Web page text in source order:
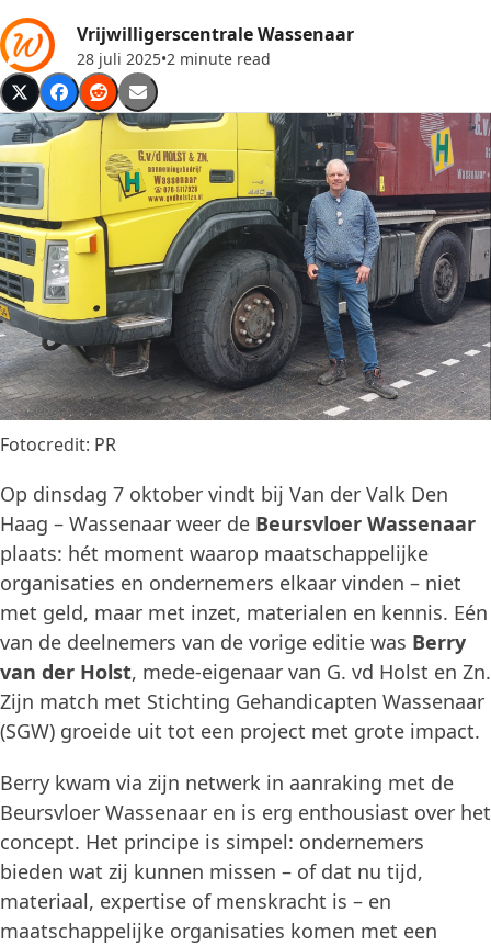
Vrijwilligerscentrale Wassenaar
28 juli 2025•2 minute read
Fotocredit: PR
Op dinsdag 7 oktober vindt bij Van der Valk Den
Haag – Wassenaar weer de Beursvloer Wassenaar
plaats: hét moment waarop maatschappelijke
organisaties en ondernemers elkaar vinden – niet
met geld, maar met inzet, materialen en kennis. Eén
van de deelnemers van de vorige editie was Berry
van der Holst, mede-eigenaar van G. vd Holst en Zn.
Zijn match met Stichting Gehandicapten Wassenaar
(SGW) groeide uit tot een project met grote impact.
Berry kwam via zijn netwerk in aanraking met de
Beursvloer Wassenaar en is erg enthousiast over het
concept. Het principe is simpel: ondernemers
bieden wat zij kunnen missen – of dat nu tijd,
materiaal, expertise of menskracht is – en
maatschappelijke organisaties komen met een